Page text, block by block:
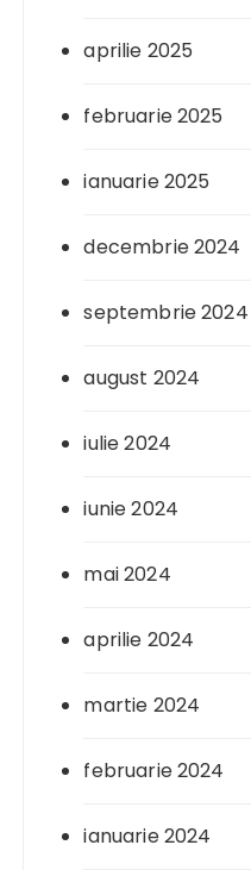
aprilie 2025
februarie 2025
ianuarie 2025
decembrie 2024
septembrie 2024
august 2024
iulie 2024
iunie 2024
mai 2024
aprilie 2024
martie 2024
februarie 2024
ianuarie 2024